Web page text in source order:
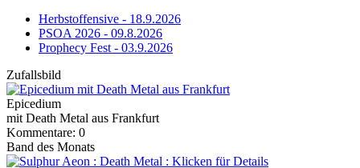
Herbstoffensive - 18.9.2026
PSOA 2026 - 09.8.2026
Prophecy Fest - 03.9.2026
Zufallsbild
Epicedium
mit Death Metal aus Frankfurt
Kommentare: 0
Band des Monats